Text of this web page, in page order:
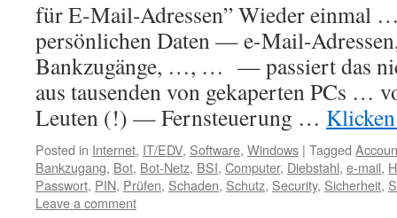
für E-Mail-Adressen” Wieder einmal
persönlichen Daten — e-Mail-
Bankzugänge, …, … — passiert das
aus tausenden von gekaperten PCs …
Leuten (!) — Fernsteuerung …
Posted in Internet, IT/EDV, Software, Windows | Tagged
Bankzugang, Bot, Bot-Netz, BSI, Computer, Diebstahl, e-mail,
Passwort, PIN, Prüfen, Schaden, Schutz, Security, Sicherheit,
Leave a comment